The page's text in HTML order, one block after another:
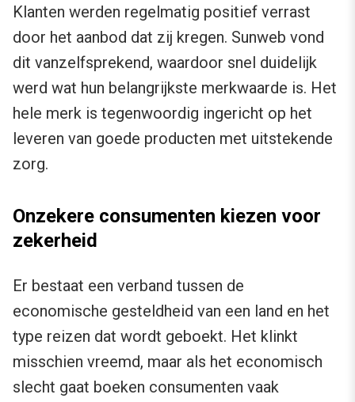
Klanten werden regelmatig positief verrast
door het aanbod dat zij kregen. Sunweb vond
dit vanzelfsprekend, waardoor snel duidelijk
werd wat hun belangrijkste merkwaarde is. Het
hele merk is tegenwoordig ingericht op het
leveren van goede producten met uitstekende
zorg.
Onzekere consumenten kiezen voor
zekerheid
Er bestaat een verband tussen de
economische gesteldheid van een land en het
type reizen dat wordt geboekt. Het klinkt
misschien vreemd, maar als het economisch
slecht gaat boeken consumenten vaak